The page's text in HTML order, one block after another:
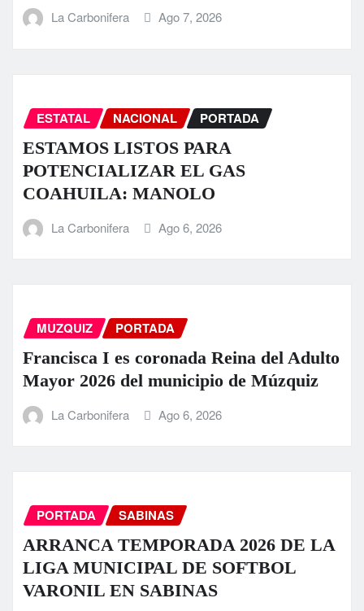
La Carbonifera Ago 7, 2026
ESTATAL NACIONAL PORTADA
ESTAMOS LISTOS PARA
POTENCIALIZAR EL GAS
COAHUILA: MANOLO
La Carbonifera Ago 6, 2026
MUZQUIZ PORTADA
Francisca I es coronada Reina del Adulto
Mayor 2026 del municipio de Múzquiz
La Carbonifera Ago 6, 2026
PORTADA SABINAS
ARRANCA TEMPORADA 2026 DE LA
LIGA MUNICIPAL DE SOFTBOL
VARONIL EN SABINAS